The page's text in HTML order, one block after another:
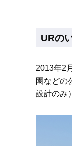
URの
2013年2
園などの
設計のみ